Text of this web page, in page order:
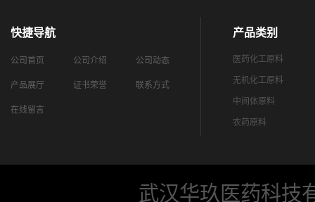
快捷导航
公司首页 公司介绍 公司动态
产品展厅 证书荣誉 联系方式
在线留言
产品类别
医药化工原料
无机化工原料
中间体原料
农药原料
武汉华玖医药科技